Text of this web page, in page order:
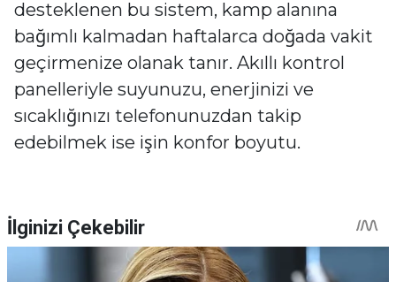
desteklenen bu sistem, kamp alanına
bağımlı kalmadan haftalarca doğada vakit
geçirmenize olanak tanır. Akıllı kontrol
panelleriyle suyunuzu, enerjinizi ve
sıcaklığınızı telefonunuzdan takip
edebilmek ise işin konfor boyutu.